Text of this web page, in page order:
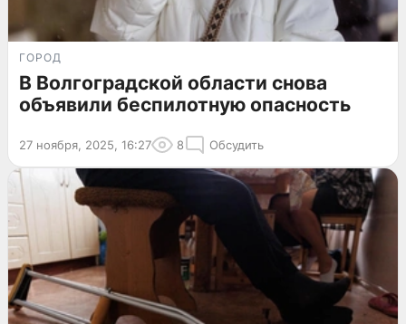
ГОРОД
В Волгоградской области снова
объявили беспилотную опасность
27 ноября, 2025, 16:27 8 Обсудить